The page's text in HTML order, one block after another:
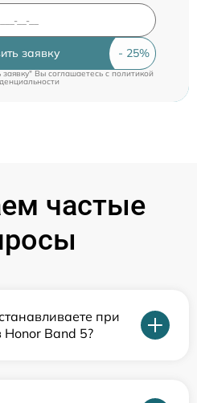
заявку
Вы соглашаетесь cполитикой
частые
при
Band 5?